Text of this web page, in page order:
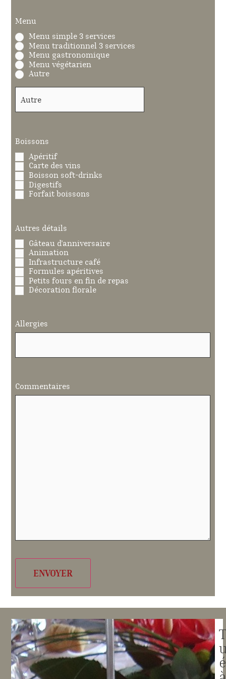
Menu
Menu simple 3 services
Menu traditionnel 3 services
Menu gastronomique
Menu végétarien
Autre
Boissons
Apéritif
Carte des vins
Boisson soft-drinks
Digestifs
Forfait boissons
Autres détails
Gâteau d'anniversaire
Animation
Infrastructure café
Formules apéritives
Petits fours en fin de repas
Décoration florale
Allergies
Commentaires